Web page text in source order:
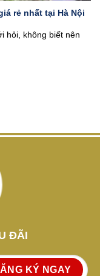
rẻ nhất tại Hà Nội
hỏi, không biết nên
ĐÃI